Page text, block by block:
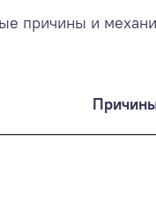
причины и